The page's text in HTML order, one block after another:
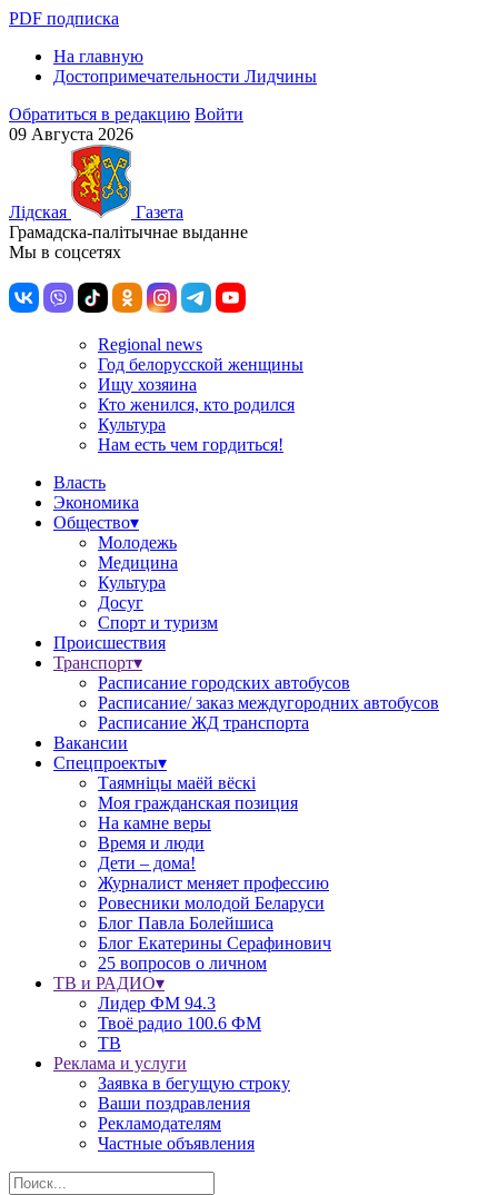
PDF подписка
На главную
Достопримечательности Лидчины
Обратиться в редакцию Войти
09 Августа 2026
Лiдская
Газета
Грамадска-палiтычнае выданне
Мы в соцсетях
Regional news
Год белорусской женщины
Ищу хозяина
Кто женился, кто родился
Культура
Нам есть чем гордиться!
Власть
Экономика
Общество▾
Молодежь
Медицина
Культура
Досуг
Спорт и туризм
Происшествия
Транспорт▾
Расписание городских автобусов
Расписание/ заказ междугородних автобусов
Расписание ЖД транспорта
Вакансии
Спецпроекты▾
Таямніцы маёй вёскі
Моя гражданская позиция
На камне веры
Время и люди
Дети – дома!
Журналист меняет профессию
Ровесники молодой Беларуси
Блог Павла Болейшиса
Блог Екатерины Серафинович
25 вопросов о личном
ТВ и РАДИО▾
Лидер ФМ 94.3
Твоё радио 100.6 ФМ
ТВ
Реклама и услуги
Заявка в бегущую строку
Ваши поздравления
Рекламодателям
Частные объявления